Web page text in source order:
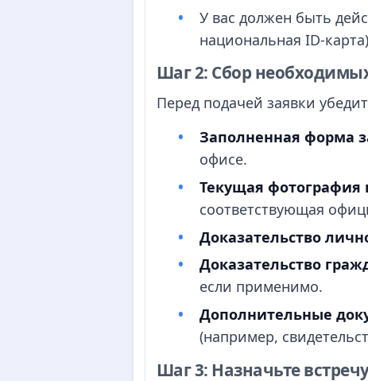
У вас должен быть
национальная ID-
Шаг 2: Сбор
Перед подачей заявки
Заполненная форма
офисе.
Текущая фотография
соответствующая
Доказательство
Доказательство
если применимо.
Дополнительные
(например,
Шаг 3: Назначьте